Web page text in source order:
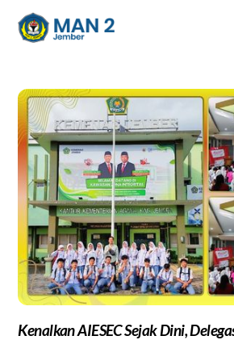
content
Kenalkan AIESEC Sejak Dini,